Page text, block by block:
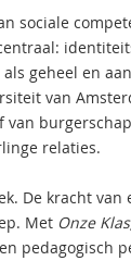
sociale
geheel en
van
relaties.
De kracht
Met Onze
pedagogisch